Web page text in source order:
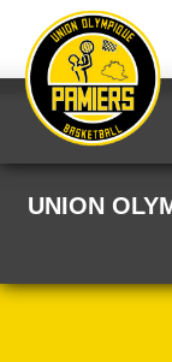
UNION
Panneau de